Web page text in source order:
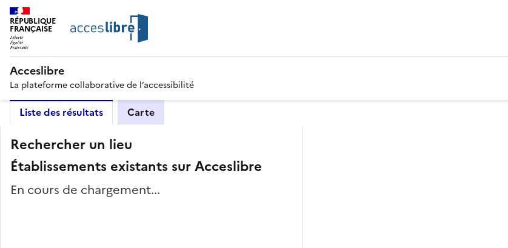
RÉPUBLIQUE
FRANÇAISE
Acceslibre
La plateforme collaborative de l’accessibilité
Liste des résultats Carte
Rechercher un lieu
Établissements existants sur Acceslibre
En cours de chargement...